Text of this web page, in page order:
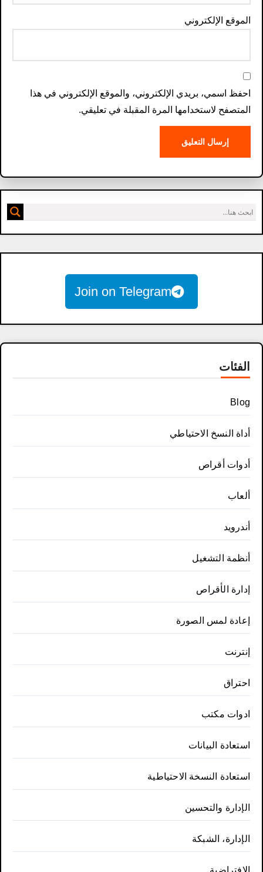
الموقع الإلكتروني
احفظ اسمي، بريدي الإلكتروني، والموقع الإلكتروني في هذا
المتصفح لاستخدامها المرة المقبلة في تعليقي.
Join on Telegram
الفئات
Blog
أداة النسخ الاحتياطي
أدوات أقراص
ألعاب
أندرويد
أنظمة التشغيل
إدارة الأقراص
إعادة لمس الصورة
إنترنت
احتراق
ادوات مكتب
استعادة البيانات
استعادة النسخة الاحتياطية
الإدارة والتحسين
الإدارة، الشبكة